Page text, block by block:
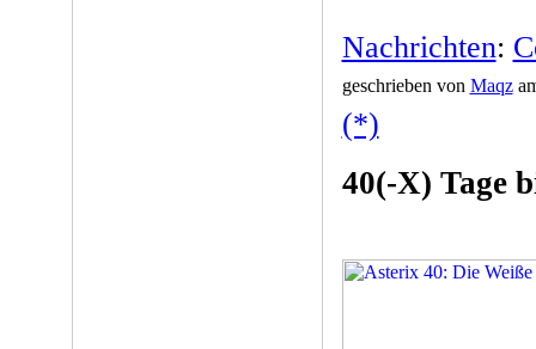
Nachrichten:
geschrieben von Maqz
(*)
40(-X) Tage